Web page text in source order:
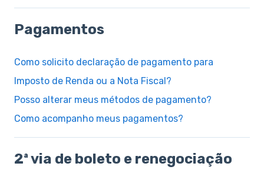
Pagamentos
Como solicito declaração de pagamento para
Imposto de Renda ou a Nota Fiscal?
Posso alterar meus métodos de pagamento?
Como acompanho meus pagamentos?
2ª via de boleto e renegociação